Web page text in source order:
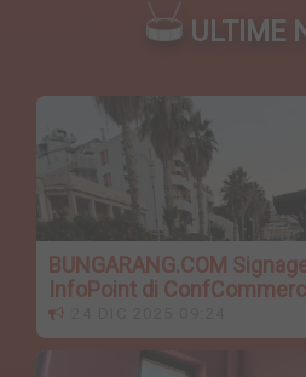
ULTIME
BUNGARANG.COM
InfoPoint di